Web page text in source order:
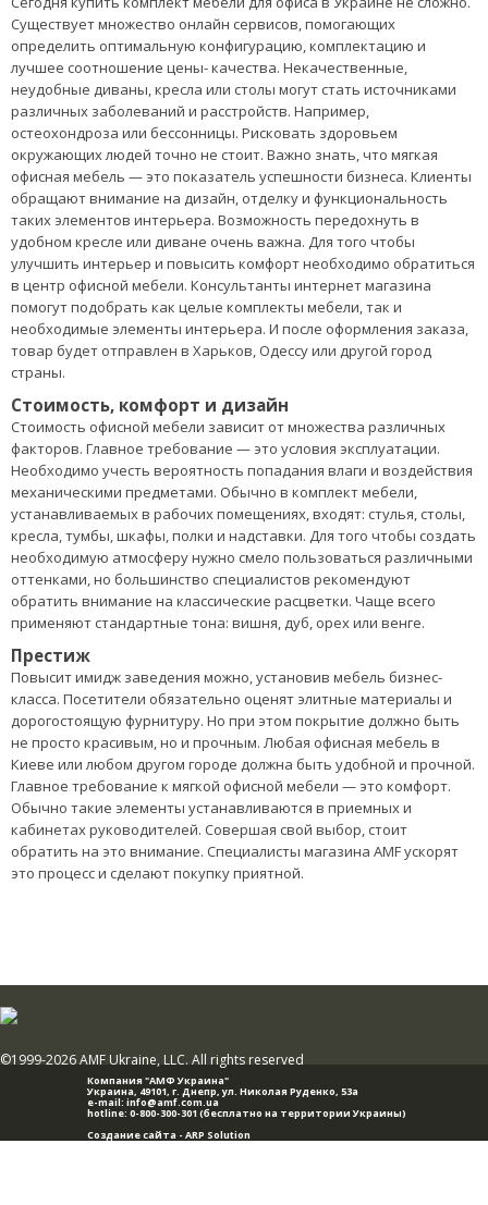
Существует множество онлайн сервисов, помогающих
определить оптимальную конфигурацию, комплектацию и
лучшее соотношение цены- качества. Некачественные,
неудобные диваны, кресла или столы могут стать источниками
различных заболеваний и расстройств. Например,
остеохондроза или бессонницы. Рисковать здоровьем
окружающих людей точно не стоит. Важно знать, что мягкая
офисная мебель — это показатель успешности бизнеса. Клиенты
обращают внимание на дизайн, отделку и функциональность
таких элементов интерьера. Возможность передохнуть в
удобном кресле или диване очень важна. Для того чтобы
улучшить интерьер и повысить комфорт необходимо обратиться
в центр офисной мебели. Консультанты интернет магазина
помогут подобрать как целые комплекты мебели, так и
необходимые элементы интерьера. И после оформления заказа,
товар будет отправлен в Харьков, Одессу или другой город
страны.
Стоимость, комфорт и дизайн
Стоимость офисной мебели зависит от множества различных
факторов. Главное требование — это условия эксплуатации.
Необходимо учесть вероятность попадания влаги и воздействия
механическими предметами. Обычно в комплект мебели,
устанавливаемых в рабочих помещениях, входят: стулья, столы,
кресла, тумбы, шкафы, полки и надставки. Для того чтобы создать
необходимую атмосферу нужно смело пользоваться различными
оттенками, но большинство специалистов рекомендуют
обратить внимание на классические расцветки. Чаще всего
применяют стандартные тона: вишня, дуб, орех или венге.
Престиж
Повысит имидж заведения можно, установив мебель бизнес-
класса. Посетители обязательно оценят элитные материалы и
дорогостоящую фурнитуру. Но при этом покрытие должно быть
не просто красивым, но и прочным. Любая офисная мебель в
Киеве или любом другом городе должна быть удобной и прочной.
Главное требование к мягкой офисной мебели — это комфорт.
Обычно такие элементы устанавливаются в приемных и
кабинетах руководителей. Совершая свой выбор, стоит
обратить на это внимание. Специалисты магазина AMF ускорят
это процесс и сделают покупку приятной.
Компания "АМФ Украина"
Украина, 49101, г. Днепр,ул. Николая Руденко, 53а
e-mail: info@amf.com.ua
hotline: 0-800-300-301 (бесплатно на территории Украины)
Создание сайта -ARP Solution
©1999-2026 AMF Ukraine, LLC. All rights reserved